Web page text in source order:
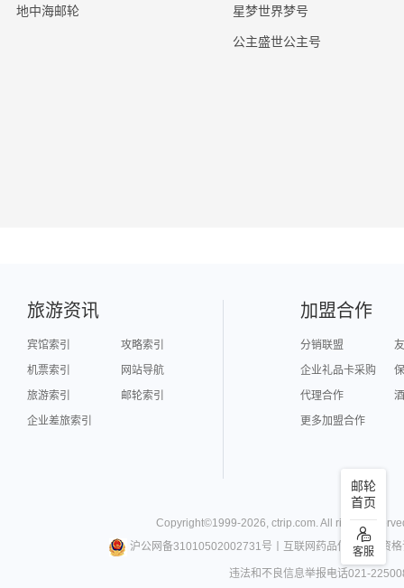
地中海邮轮 星梦世界梦号
公主盛世公主号
邮轮
首页
客服
旅游资讯
宾馆索引
攻略索引
机票索引
网站导航
旅游索引
邮轮索引
企业差旅索引
加盟合作
分销联盟
企业礼品卡采购
代理合作
更多加盟合作
Copyright©1999-2026, ctrip.com. All rights
沪公网备31010502002731号
互联网药品信息服务资格
违法和不良信息举报电话021-